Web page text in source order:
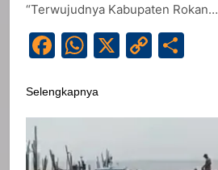
“Terwujudnya Kabupaten Rokan…
Facebook
WhatsApp
X
Copy
Selengkapnya